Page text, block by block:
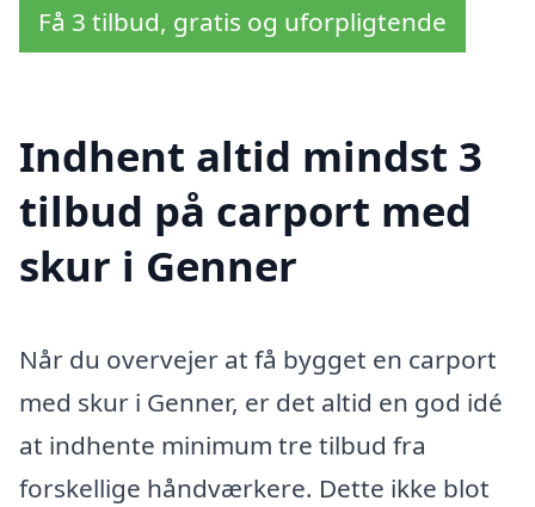
Få 3 tilbud, gratis og uforpligtende
Indhent altid mindst 3
tilbud på carport med
skur i Genner
Når du overvejer at få bygget en carport
med skur i Genner, er det altid en god idé
at indhente minimum tre tilbud fra
forskellige håndværkere. Dette ikke blot